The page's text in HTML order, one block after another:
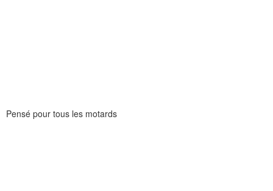
Pensé pour tous les motards